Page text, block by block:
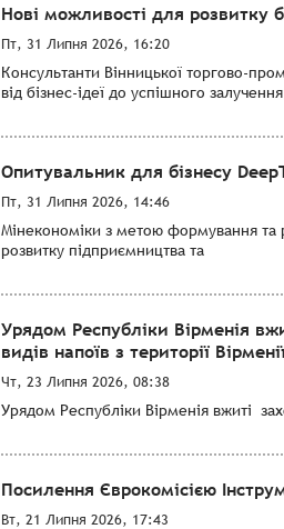
Нові можливості для розвитку
Пт, 31 Липня 2026, 16:20
Консультанти Вінницької торгово-
від бізнес-ідеї до успішного залучення
Опитувальник для бізнесу
Пт, 31 Липня 2026, 14:46
Мінекономіки з метою формування та
розвитку підприємництва та
Урядом Республіки Вірменія
видів напоїв з території
Чт, 23 Липня 2026, 08:38
Урядом Республіки Вірменія вжиті
Посилення Єврокомісією
Вт, 21 Липня 2026, 17:43